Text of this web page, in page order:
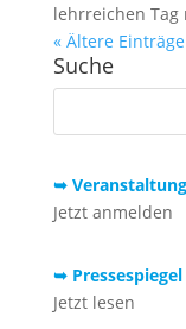
lehrreichen Tag
« Ältere Einträge
Suche
➥
Jetzt anmelden
➥ Pressespiegel
Jetzt lesen